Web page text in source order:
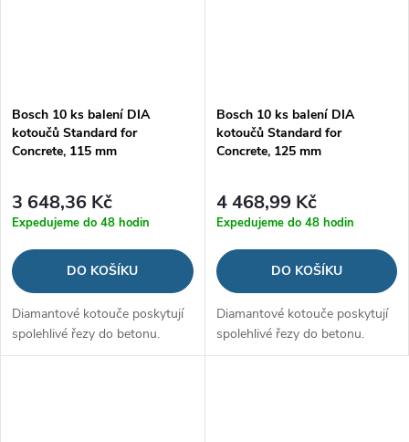
Bosch 10 ks balení DIA
kotoučů Standard for
Concrete, 115 mm
3 648,36 Kč
Expedujeme do 48 hodin
DO KOŠÍKU
Diamantové kotouče poskytují
spolehlivé řezy do betonu.
Bosch 10 ks balení DIA
kotoučů Standard for
Concrete, 125 mm
4 468,99 Kč
Expedujeme do 48 hodin
DO KOŠÍKU
Diamantové kotouče poskytují
spolehlivé řezy do betonu.